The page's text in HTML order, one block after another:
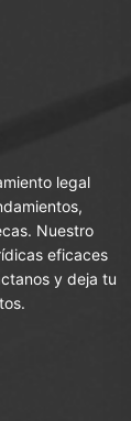
legal
Nuestro
eficaces
y deja tu